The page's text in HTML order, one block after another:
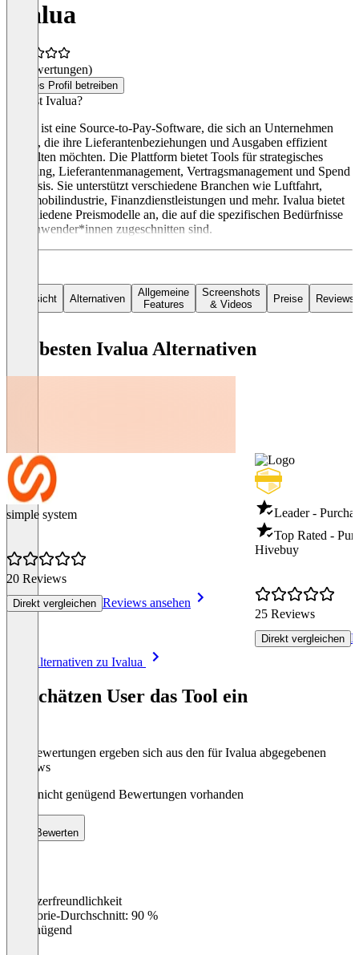
Ivalua
(0 Bewertungen)
Dieses Profil betreiben
Was ist Ivalua?
Ivalua ist eine Source-to-Pay-Software, die sich an Unternehmen
richtet, die ihre Lieferantenbeziehungen und Ausgaben effizient
verwalten möchten. Die Plattform bietet Tools für strategisches
Sourcing, Lieferantenmanagement, Vertragsmanagement und Spend
Analysis. Sie unterstützt verschiedene Branchen wie Luftfahrt,
Automobilindustrie, Finanzdienstleistungen und mehr. Ivalua bietet
verschiedene Preismodelle an, die auf die spezifischen Bedürfnisse
der Anwender*innen zugeschnitten sind.
Übersicht Alternativen
Allgemeine
Features
Screenshots
& Videos
Preise Reviews
Die besten Ivalua Alternativen
simple system
20 Reviews
Direkt vergleichen Reviews ansehen
Leader -
Top Rated -
Hivebuy
25 Reviews
Direkt vergleichen
Alle Alternativen zu Ivalua
So schätzen User das Tool ein
Die Bewertungen ergeben sich aus den für Ivalua abgegebenen
Reviews
Noch nicht genügend Bewertungen vorhanden
Bewerten
Benutzerfreundlichkeit
Kategorie-Durchschnitt: 90 %
Ungenügend